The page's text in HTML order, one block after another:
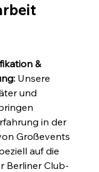
&
Unsere
und
in der
Großevents
auf die
Berliner Club-